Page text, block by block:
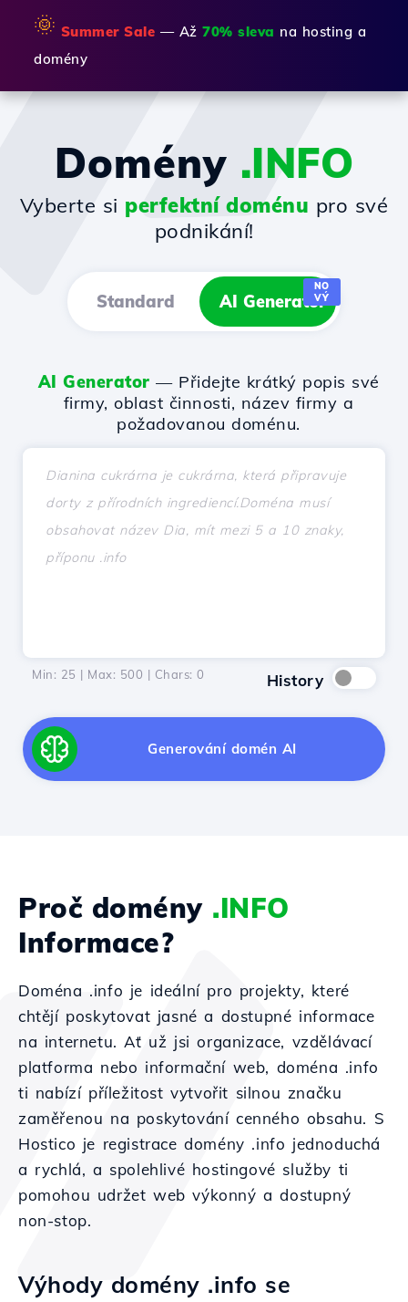
🌞 Summer Sale — Až 70% sleva na hosting a
domény
Domény .INFO
Vyberte si perfektní doménu pro své
podnikání!
Standard AI Generator
NO
VÝ
AI Generator — Přidejte krátký popis své
firmy, oblast činnosti, název firmy a
požadovanou doménu.
Min: 25 | Max: 500 | Chars: 0 History
Generování domén AI
Proč domény .INFO
Informace?
Doména .info je ideální pro projekty, které
chtějí poskytovat jasné a dostupné informace
na internetu. Ať už jsi organizace, vzdělávací
platforma nebo informační web, doména .info
ti nabízí příležitost vytvořit silnou značku
zaměřenou na poskytování cenného obsahu. S
Hostico je registrace domény .info jednoduchá
a rychlá, a spolehlivé hostingové služby ti
pomohou udržet web výkonný a dostupný
non-stop.
Výhody domény .info se